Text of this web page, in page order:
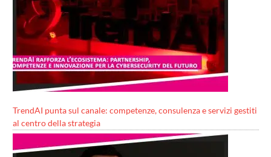
TrendAI punta sul canale: competenze, consulenza e servizi gestiti
al centro della strategia